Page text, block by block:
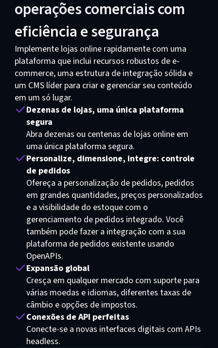
operações comerciais com
eficiência e segurança
Implemente lojas online rapidamente com uma
plataforma que inclui recursos robustos de e-
commerce, uma estrutura de integração sólida e
um CMS líder para criar e gerenciar seu conteúdo
em um só lugar.
Dezenas de lojas, uma única plataforma
segura
Abra dezenas ou centenas de lojas online em
uma única plataforma segura.
Personalize, dimensione, integre: controle
de pedidos
Ofereça a personalização de pedidos, pedidos
em grandes quantidades, preços personalizados
e a visibilidade do estoque com o
gerenciamento de pedidos integrado. Você
também pode fazer a integração com a sua
plataforma de pedidos existente usando
OpenAPIs.
Expansão global
Cresça em qualquer mercado com suporte para
várias moedas e idiomas, diferentes taxas de
câmbio e opções de impostos.
Conexões de API perfeitas
Conecte-se a novas interfaces digitais com APIs
headless.